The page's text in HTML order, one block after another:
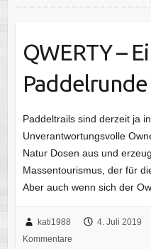
QWERTY –
Paddeltrails sind derzeit ja
Unverantwortungsvolle
Natur Dosen aus und
Massentourismus, der für
Aber auch wenn sich der
kati1988 4. Juli 2019
Kommentare